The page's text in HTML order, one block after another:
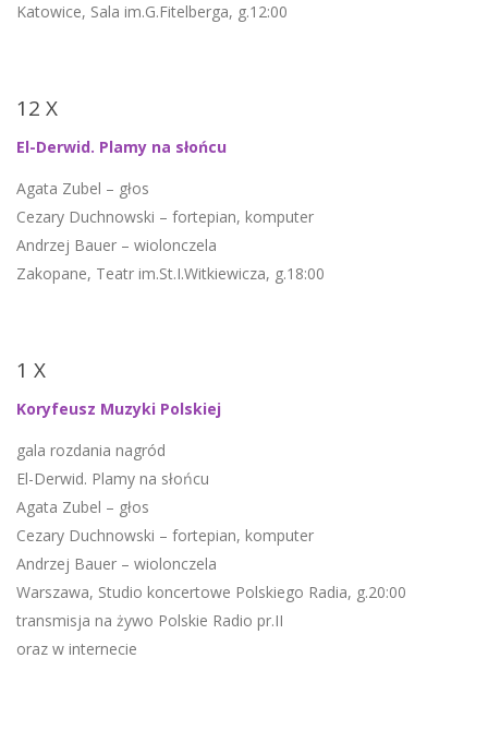
Katowice, Sala im.G.Fitelberga, g.12:00
12 X
El-Derwid. Plamy na słońcu
Agata Zubel – głos
Cezary Duchnowski – fortepian, komputer
Andrzej Bauer – wiolonczela
Zakopane, Teatr im.St.I.Witkiewicza, g.18:00
1 X
Koryfeusz Muzyki Polskiej
gala rozdania nagród
El-Derwid. Plamy na słońcu
Agata Zubel – głos
Cezary Duchnowski – fortepian, komputer
Andrzej Bauer – wiolonczela
Warszawa, Studio koncertowe Polskiego Radia, g.20:00
transmisja na żywo Polskie Radio pr.II
oraz w internecie